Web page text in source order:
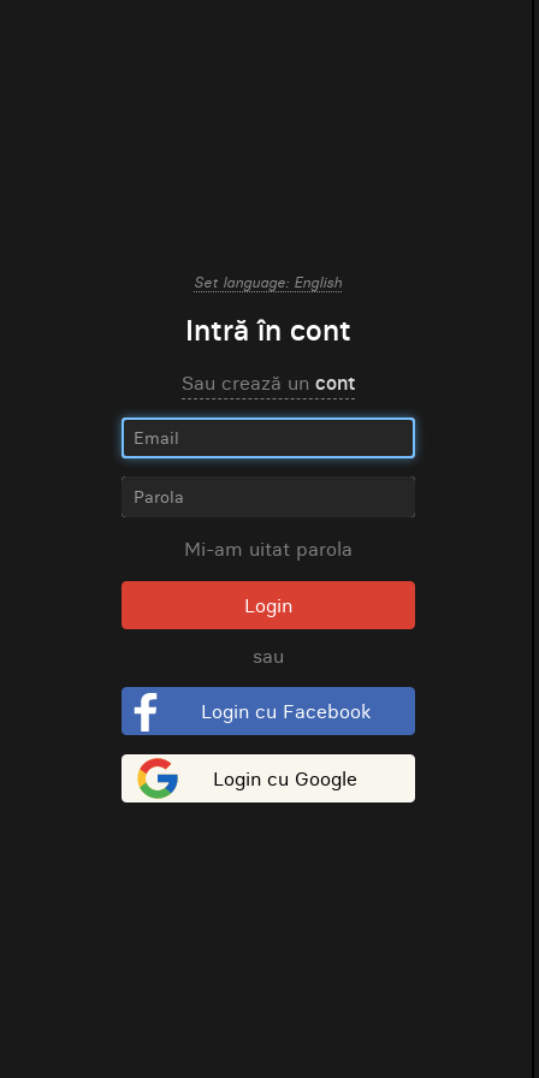
Set language: English
Intră în cont
Sau crează un cont
Mi-am uitat parola
Login
sau
Login cu Facebook
Login cu Google